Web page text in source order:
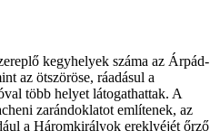
kegyhelyek száma az Árpád-
az ötszöröse, ráadásul a
több helyet látogathattak. A
zarándoklatot említenek, az
a Háromkirályok ereklyéjét őrző